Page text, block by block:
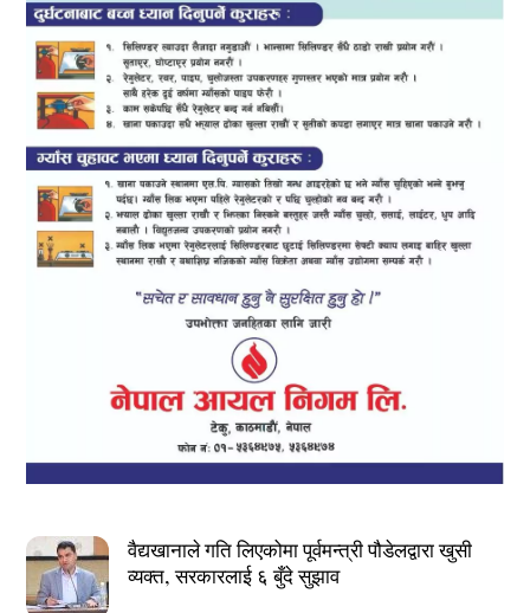
वैद्यखानाले गति लिएकोमा पूर्वमन्त्री पौडेलद्वारा खुसी
व्यक्त, सरकारलाई ६ बुँदे सुझाव